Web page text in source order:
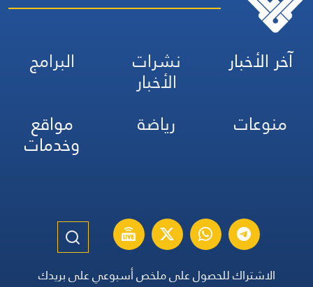
آخر الأخبار نشرات
الأخبار
البرامج
منوعات
رياضة مواقع
وخدمات
الاشتراك للحصول على ملخص أسبوعي على بريدك